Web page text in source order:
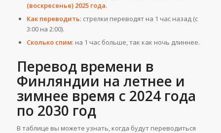
(воскресенье) 2025 года.
Как переводить: стрелки переводят на 1 час назад (с
3:00 на 2:00).
Сколько спим: на 1 час больше, так как ночь длиннее.
Перевод времени в
Финляндии на летнее и
зимнее время с 2024 года
по 2030 год
В таблице вы можете узнать, когда будут переводиться